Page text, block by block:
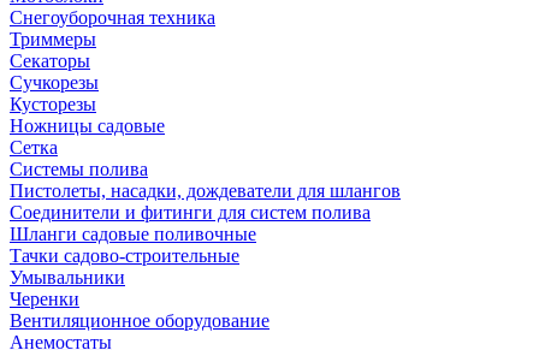
Снегоуборочная техника
Триммеры
Секаторы
Сучкорезы
Кусторезы
Ножницы садовые
Сетка
Системы полива
Пистолеты, насадки, дождеватели для шлангов
Соединители и фитинги для систем полива
Шланги садовые поливочные
Тачки садово-строительные
Умывальники
Черенки
Вентиляционное оборудование
Анемостаты